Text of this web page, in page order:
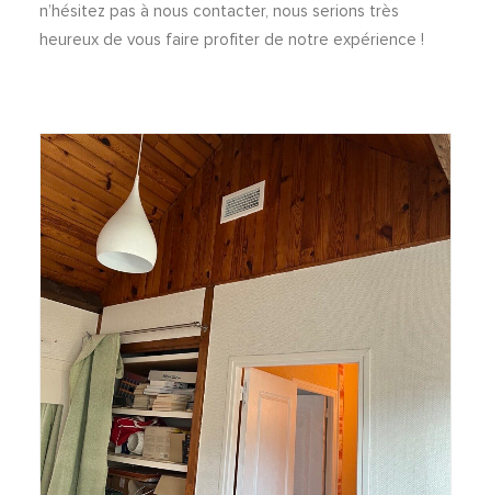
n’hésitez pas à nous contacter, nous serions très
heureux de vous faire profiter de notre expérience !